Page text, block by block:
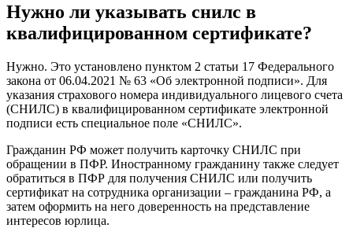
Нужно ли указывать снилс в
квалифицированном сертификате?
Нужно. Это установлено пунктом 2 статьи 17 Федерального
закона от 06.04.2021 № 63 «Об электронной подписи». Для
указания страхового номера индивидуального лицевого счета
(СНИЛС) в квалифицированном сертификате электронной
подписи есть специальное поле «СНИЛС».
Гражданин РФ может получить карточку СНИЛС при
обращении в ПФР. Иностранному гражданину также следует
обратиться в ПФР для получения СНИЛС или получить
сертификат на сотрудника организации – гражданина РФ, а
затем оформить на него доверенность на представление
интересов юрлица.